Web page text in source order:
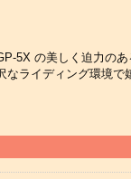
5X の美しく迫力のあ
ライディング環境で